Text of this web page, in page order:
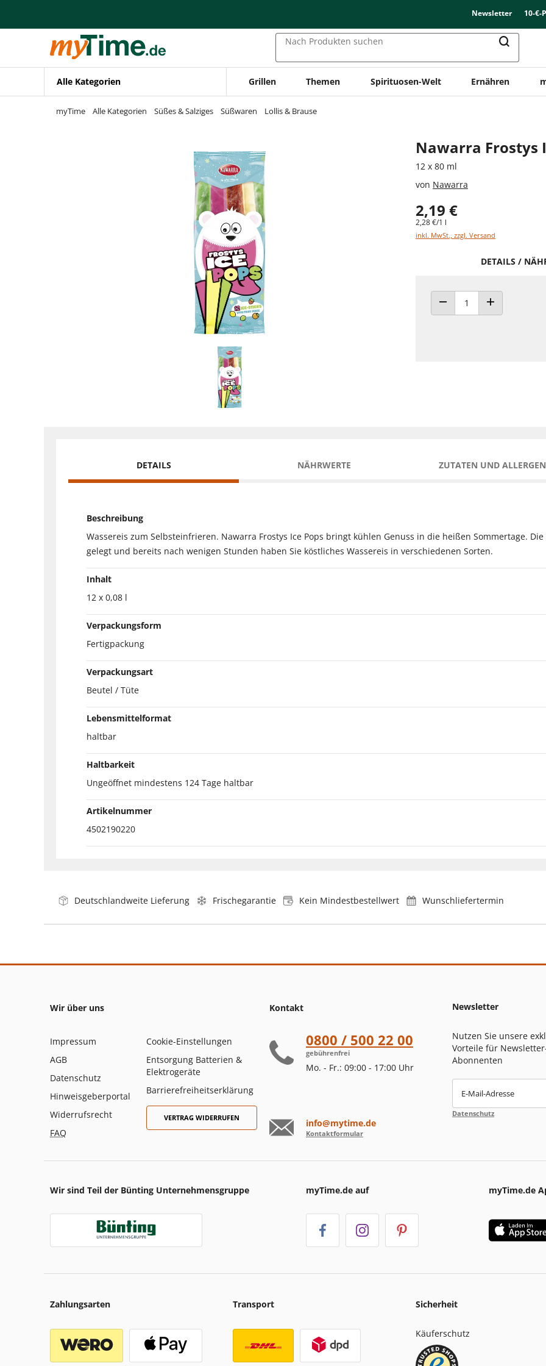
Zur Navigation springen
Zur Suche springen
Newsletter 10-€-
Nach Produkten suchen
Alle Kategorien Grillen Themen Spirituosen-Welt Ernähren
myTime Alle Kategorien Süßes & Salziges Süßwaren Lollis & Brause
Nawarra Frostys
12 x 80 ml
von Nawarra
2,19 €
2,28 €/1 l
inkl. MwSt., zzgl. Versand
DETAILS /
ANZAHL VERRINGERN
ANZAHL
DETAILS NÄHRWERTE ZUTATEN UND
Beschreibung
Wassereis zum Selbsteinfrieren. Nawarra Frostys Ice Pops bringt kühlen Genuss in die heißen Sommertage.
gelegt und bereits nach wenigen Stunden haben Sie köstliches Wassereis in verschiedenen Sorten.
Inhalt
12 x 0,08 l
Verpackungsform
Fertigpackung
Verpackungsart
Beutel / Tüte
Lebensmittelformat
haltbar
Haltbarkeit
Ungeöffnet mindestens 124 Tage haltbar
Artikelnummer
4502190220
Deutschlandweite Lieferung Frischegarantie Kein Mindestbestellwert Wunschliefertermin
Wir über uns
Impressum
AGB
Datenschutz
Hinweisgeberportal
Widerrufsrecht
FAQ
Cookie-Einstellungen
Entsorgung Batterien &
Elektrogeräte
Barrierefreiheitserklärung
VERTRAG WIDERRUFEN
Kontakt
0800 / 500 22 00
gebührenfrei
Mo. - Fr.: 09:00 - 17:00 Uhr
info@mytime.de
Kontaktformular
Newsletter
Nutzen Sie unsere
Vorteile für
Abonnenten
E-Mail-Adresse
Datenschutz
Wir sind Teil der Bünting Unternehmensgruppe myTime.de auf myTime.de
Zahlungsarten Transport Sicherheit
Käuferschutz